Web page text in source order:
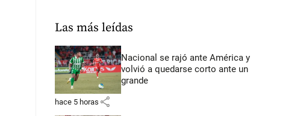
Las más leídas
Nacional se rajó ante América y
volvió a quedarse corto ante un
grande
hace 5 horas share